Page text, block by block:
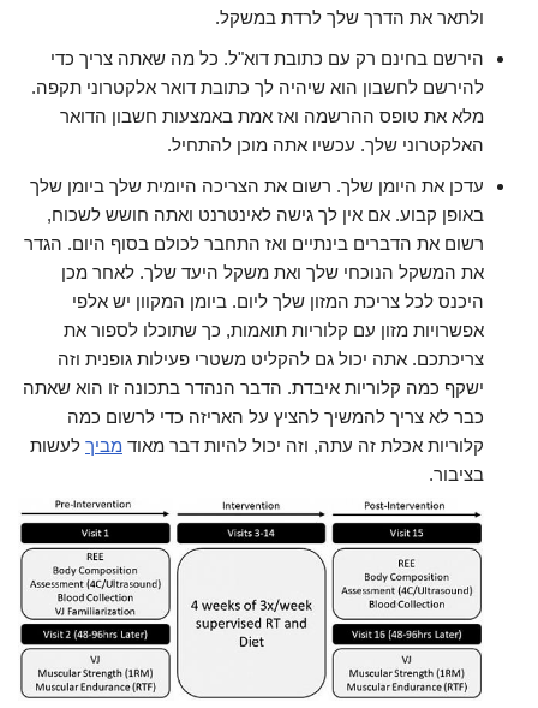
ולתאר את הדרך שלך לרדת במשקל.
הירשם בחינם רק עם כתובת דוא"ל. כל מה שאתה צריך כדי
להירשם לחשבון הוא שיהיה לך כתובת דואר אלקטרוני תקפה.
מלא את טופס ההרשמה ואז אמת באמצעות חשבון הדואר
האלקטרוני שלך. עכשיו אתה מוכן להתחיל.
עדכן את היומן שלך. רשום את הצריכה היומית שלך ביומן שלך
באופן קבוע. אם אין לך גישה לאינטרנט ואתה חושש לשכוח,
רשום את הדברים בינתיים ואז התחבר לכולם בסוף היום. הגדר
את המשקל הנוכחי שלך ואת משקל היעד שלך. לאחר מכן
היכנס לכל צריכת המזון שלך ליום. ביומן המקוון יש אלפי
אפשרויות מזון עם קלוריות תואמות, כך שתוכלו לספור את
צריכתכם. אתה יכול גם להקליט משטרי פעילות גופנית וזה
ישקף כמה קלוריות איבדת. הדבר הנהדר בתכונה זו הוא שאתה
כבר לא צריך להמשיך להציץ על האריזה כדי לרשום כמה
קלוריות אכלת זה עתה, וזה יכול להיות דבר מאוד מביך לעשות
בציבור.